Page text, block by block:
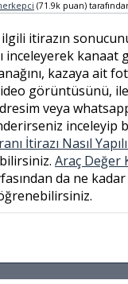
(71.9k puan)
itirazın
inceleyerek kanaat
kazaya ait
görüntüsünü,
veya
inceleyip
İtirazı Nasıl
Araç Değer
da ne